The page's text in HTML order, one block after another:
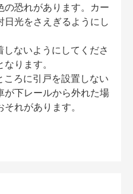
の恐れがあります。カー
日光をさえぎるようにし
ないようにしてくださ
ります。
ろに引戸を設置しない
が下レールから外れた場
れがあります。